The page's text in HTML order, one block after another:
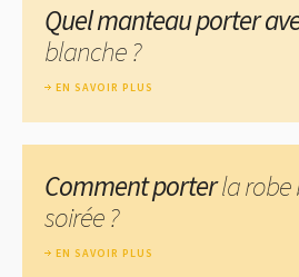
Quel manteau porter
blanche ?
EN SAVOIR PLUS
Comment porterla robe
soirée ?
EN SAVOIR PLUS